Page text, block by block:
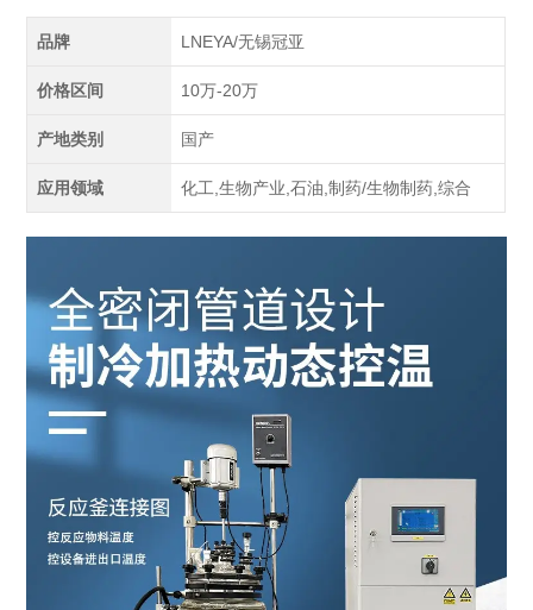
品牌 LNEYA/无锡冠亚
价格区间 10万-20万
产地类别 国产
应用领域 化工,生物产业,石油,制药/生物制药,综合